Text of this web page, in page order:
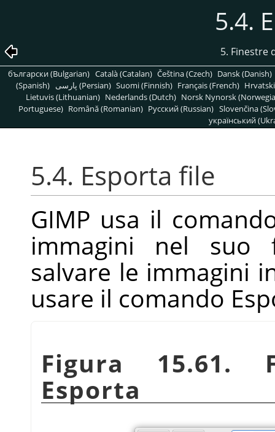
5.4.
5. Finestre
български (Bulgarian) Català (Catalan) Čeština (Czech) Dansk (Danish)
(Spanish)
پارسی (Persian) Suomi (Finnish) Français (French)
Lietuvis (Lithuanian) Nederlands (Dutch) Norsk Nynorsk
Portuguese) Română (Romanian) Pусский (Russian) Slovenčina
український
5.4. Esporta file
GIMP usa il
immagini nel suo
salvare le immagini
usare il comando
Figura 15.61.
Esporta